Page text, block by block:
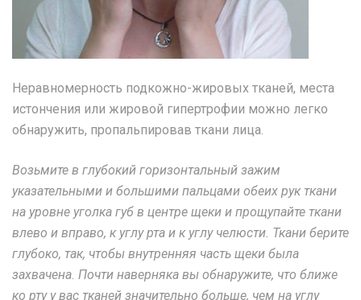
Неравномерность подкожно-жировых тканей, места
истончения или жировой гипертрофии можно легко
обнаружить, пропальпировав ткани лица.
Возьмите в глубокий горизонтальный зажим
указательными и большими пальцами обеих рук ткани
на уровне уголка губ в центре щеки и прощупайте ткани
влево и вправо, к углу рта и к углу челюсти. Ткани берите
глубоко, так, чтобы внутренняя часть щеки была
захвачена. Почти наверняка вы обнаружите, что ближе
ко рту у вас тканей значительно больше, чем на углу